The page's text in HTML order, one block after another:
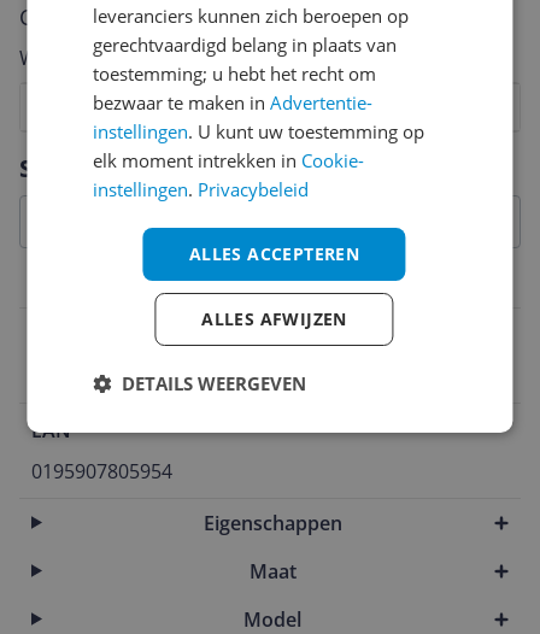
Specificaties
Materiaal
Materiaal buitenlaag
EAN
0195907805954
Eigenschappen
Maat
Model
Cijfer
Welk cijfer geef jij dit product?
7
6
5
4
3
2
Vraag 1 van 4
leveranciers kunnen zich beroepen op
gerechtvaardigd belang in plaats van
toestemming; u hebt het recht om
bezwaar te maken inAdvertentie-
instellingen. U kunt uw toestemming op
elk moment intrekken in Cookie-
instellingen. Privacybeleid
ALLES ACCEPTEREN
ALLES AFWIJZEN
DETAILS WEERGEVEN